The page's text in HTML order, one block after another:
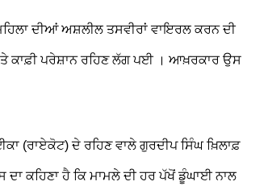
ਦੀਆਂ ਅਸ਼ਲੀਲ ਤਸਵੀਰਾਂ ਵਾਇਰਲ ਕਰਨ ਦੀ
ਕਾਫ਼ੀ ਪਰੇਸ਼ਾਨ ਰਹਿਣ ਲੱਗ ਪਈ । ਆਖ਼ਰਕਾਰ ਉਸ
(ਰਾਏਕੋਟ) ਦੇ ਰਹਿਣ ਵਾਲੇ ਗੁਰਦੀਪ ਸਿੰਘ ਖ਼ਿਲਾਫ਼
ਕਹਿਣਾ ਹੈ ਕਿ ਮਾਮਲੇ ਦੀ ਹਰ ਪੱਖੋਂ ਡੂੰਘਾਈ ਨਾਲ